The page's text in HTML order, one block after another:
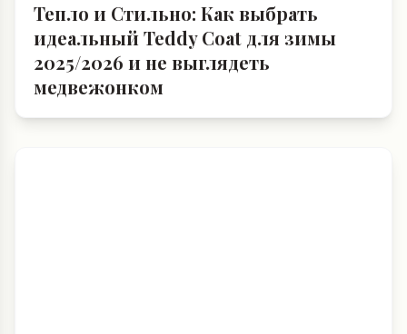
Тепло и Стильно: Как выбрать
идеальный Teddy Coat для зимы
2025/2026 и не выглядеть
медвежонком